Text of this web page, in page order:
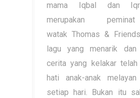
mama Iqbal dan
merupakan
watak Thomas &
lagu yang menarik dan
cerita yang kelakar telah
hati anak-anak
setiap hari. Bukan itu